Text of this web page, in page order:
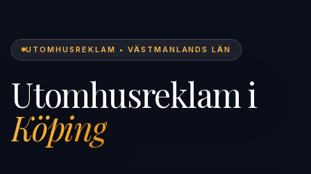
UTOMHUSREKLAM • VÄSTMANLANDS LÄN
Utomhusreklam i
Köping